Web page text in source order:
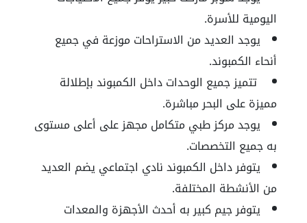
اليومية للأسرة.
يوجد العديد من الاستراحات موزعة في جميع
أنحاء الكمبوند.
تتميز جميع الوحدات داخل الكمبوند بإطلالة
مميزة على البحر مباشرة.
يوجد مركز طبي متكامل مجهز على أعلى مستوى
به جميع التخصصات.
يتوفر داخل الكمبوند نادي اجتماعي يضم العديد
من الأنشطة المختلفة.
يتوفر جيم كبير به أحدث الأجهزة والمعدات